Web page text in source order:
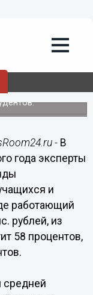
тратят
половины
городов
- В
года эксперты
и
работающий
рублей, из
58 процентов,
средней